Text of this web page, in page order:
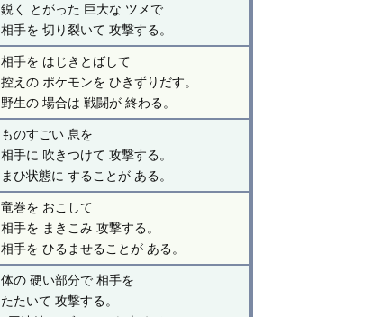
鋭く とがった 巨大な ツメで
相手を 切り裂いて 攻撃する。
相手を はじきとばして
控えの ポケモンを ひきずりだす。
野生の 場合は 戦闘が 終わる。
ものすごい 息を
相手に 吹きつけて 攻撃する。
まひ状態に することが ある。
竜巻を おこして
相手を まきこみ 攻撃する。
相手を ひるませることが ある。
体の 硬い部分で 相手を
たたいて 攻撃する。